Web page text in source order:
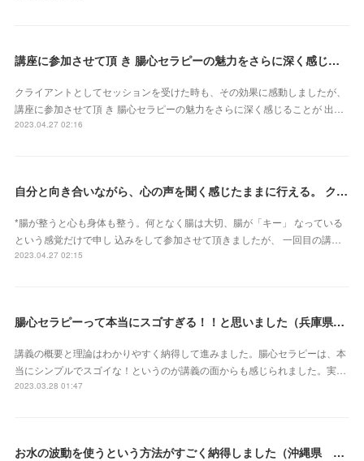
講座に参加させて頂 き 腸心セラピーの魅力をさらに深く感じることが 出来ました（東京都・森由希子さん）
クライアントとしてセッションを受けた時も、その効果に感動しましたが、
講座に参加させて頂 き 腸心セラピーの魅力をさらに深く感じることが 出…
2023.04.27 02:16
自分と向き合いながら、心の声を聞く感じたままに行える。 クライアントさん主体で行うとこ ろが本当に素晴らしいです（新潟県・佐藤よしみさん）
*腸が整うと心も身体も整う。何となく腸は大切、腸が「キー」 なっている
という感覚だけで申し 込みをして参加させて頂きましたが、 一回目の講…
2023.04.27 02:15
腸心セラピーって本当にスゴすぎる！！と思いました（兵庫県 M・Oさん）
講義の概要と理論はわかりやすく納得して進みました。腸心セラピーは、本
当にシンプルでスゴイな！というのが講義の面からも感じられました。実…
2023.03.28 01:47
お水の波動を使うという方法がすごく納得しました（沖縄県 S・Mさん）